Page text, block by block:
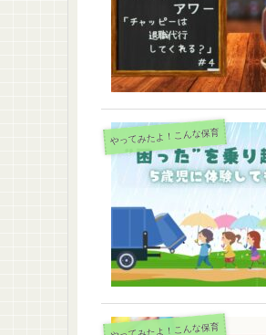
やってみたよ！こんな保育